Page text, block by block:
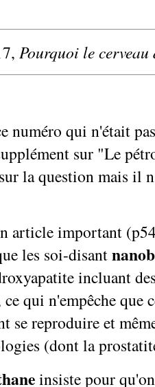
Pourquoi le
numéro qui n'était
sur "Le
la question mais il
article important
les soi-disant
incluant
qui n'empêche que
se reproduire et
(dont la
insiste pour